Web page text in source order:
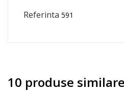
Referinta 591
10 produse